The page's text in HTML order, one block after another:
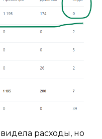
расходы, но